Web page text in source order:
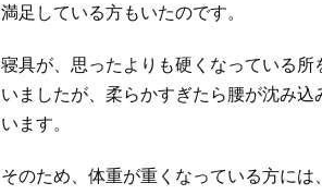
満足している方もいたのです。
寝具が、思ったよりも硬くなっている所
いましたが、柔らかすぎたら腰が沈み込
います。
そのため、体重が重くなっている方には